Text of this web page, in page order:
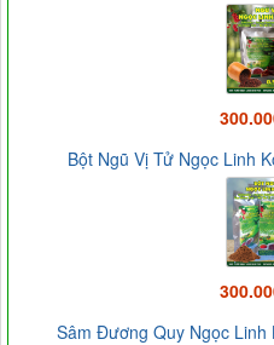
Bột Ngũ Vị Tử Ngọc Linh
Sâm Đương Quy Ngọc Linh